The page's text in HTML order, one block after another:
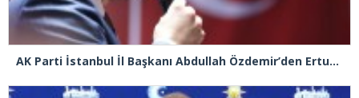
AK Parti İstanbul İl Başkanı Abdullah Özdemir’den Ertuğrul Özkök’e “Franco” tepkisi